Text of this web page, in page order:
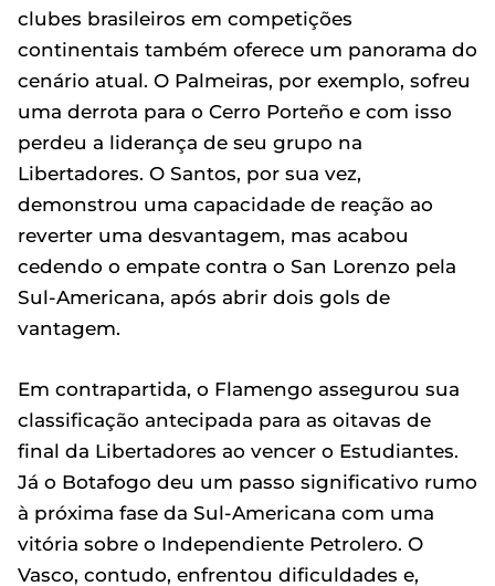
clubes brasileiros em competições
continentais também oferece um panorama do
cenário atual. O Palmeiras, por exemplo, sofreu
uma derrota para o Cerro Porteño e com isso
perdeu a liderança de seu grupo na
Libertadores. O Santos, por sua vez,
demonstrou uma capacidade de reação ao
reverter uma desvantagem, mas acabou
cedendo o empate contra o San Lorenzo pela
Sul-Americana, após abrir dois gols de
vantagem.
Em contrapartida, o Flamengo assegurou sua
classificação antecipada para as oitavas de
final da Libertadores ao vencer o Estudiantes.
Já o Botafogo deu um passo significativo rumo
à próxima fase da Sul-Americana com uma
vitória sobre o Independiente Petrolero. O
Vasco, contudo, enfrentou dificuldades e,